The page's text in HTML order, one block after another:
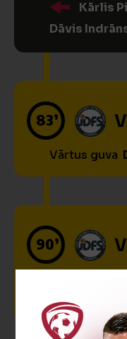
Kārlis
Dāvis
83’
Vārtus guva
90’
Rezultatīvi